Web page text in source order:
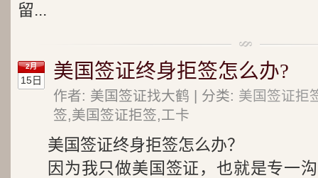
留...
2月
15日 美国签证终身拒签怎么办?
作者: 美国签证找大鹤 | 分类: 美国签证拒
签,美国签证拒签,工卡
美国签证终身拒签怎么办？
因为我只做美国签证，也就是专一